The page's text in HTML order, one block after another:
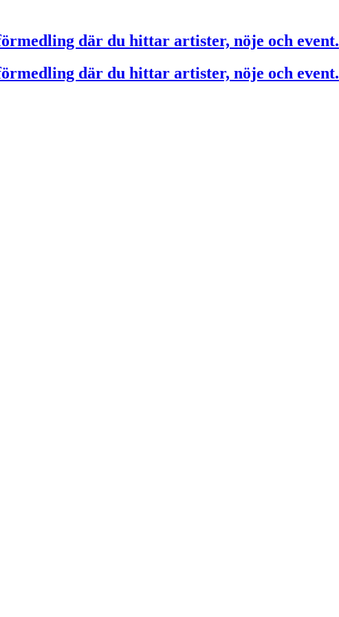
där du hittar artister, nöje och event.
där du hittar artister, nöje och event.